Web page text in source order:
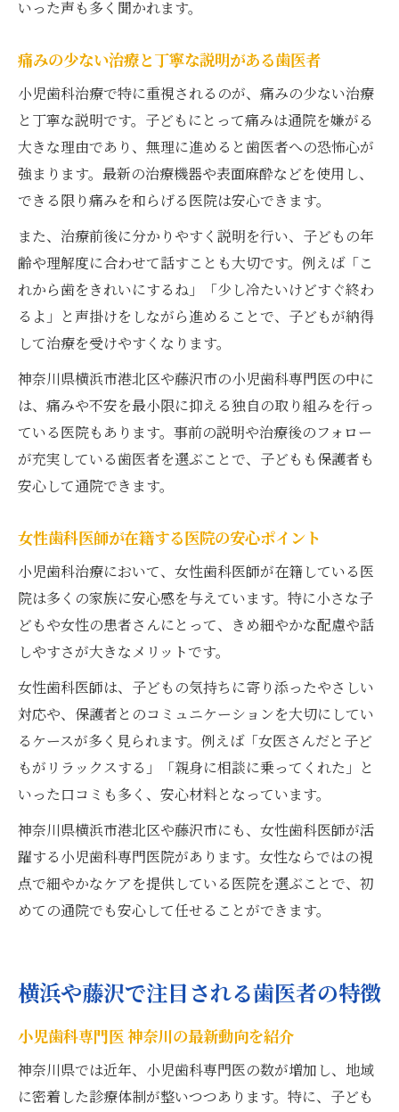
いった声も多く聞かれます。
痛みの少ない治療と丁寧な説明がある歯医者
小児歯科治療で特に重視されるのが、痛みの少ない治療
と丁寧な説明です。子どもにとって痛みは通院を嫌がる
大きな理由であり、無理に進めると歯医者への恐怖心が
強まります。最新の治療機器や表面麻酔などを使用し、
できる限り痛みを和らげる医院は安心できます。
また、治療前後に分かりやすく説明を行い、子どもの年
齢や理解度に合わせて話すことも大切です。例えば「こ
れから歯をきれいにするね」「少し冷たいけどすぐ終わ
るよ」と声掛けをしながら進めることで、子どもが納得
して治療を受けやすくなります。
神奈川県横浜市港北区や藤沢市の小児歯科専門医の中に
は、痛みや不安を最小限に抑える独自の取り組みを行っ
ている医院もあります。事前の説明や治療後のフォロー
が充実している歯医者を選ぶことで、子どもも保護者も
安心して通院できます。
女性歯科医師が在籍する医院の安心ポイント
小児歯科治療において、女性歯科医師が在籍している医
院は多くの家族に安心感を与えています。特に小さな子
どもや女性の患者さんにとって、きめ細やかな配慮や話
しやすさが大きなメリットです。
女性歯科医師は、子どもの気持ちに寄り添ったやさしい
対応や、保護者とのコミュニケーションを大切にしてい
るケースが多く見られます。例えば「女医さんだと子ど
もがリラックスする」「親身に相談に乗ってくれた」と
いった口コミも多く、安心材料となっています。
神奈川県横浜市港北区や藤沢市にも、女性歯科医師が活
躍する小児歯科専門医院があります。女性ならではの視
点で細やかなケアを提供している医院を選ぶことで、初
めての通院でも安心して任せることができます。
横浜や藤沢で注目される歯医者の特徴
小児歯科専門医 神奈川の最新動向を紹介
神奈川県では近年、小児歯科専門医の数が増加し、地域
に密着した診療体制が整いつつあります。特に、子ども